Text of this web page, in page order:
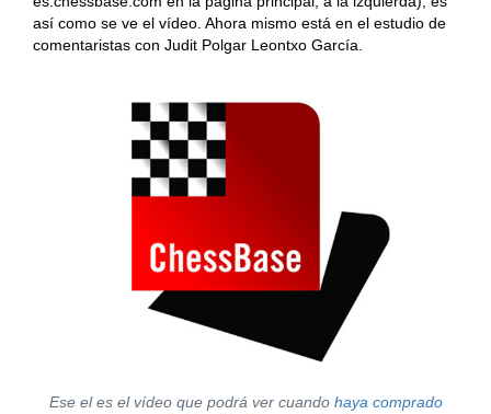
así como se ve el vídeo. Ahora mismo está en el estudio de
comentaristas con Judit Polgar Leontxo García.
Ese el es el vídeo que podrá ver cuando haya comprado